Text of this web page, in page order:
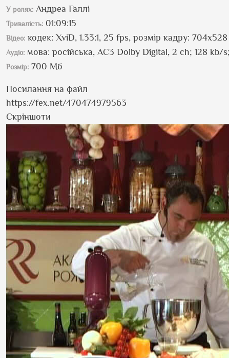
У ролях: Андреа Галлі
Тривалість: 01:09:15
Відео: кодек: XviD, 1.33:1, 25 fps, розмір кадру:
Аудіо: мова: російська, AC3 Dolby Digital, 2 ch; 128 kb/
Розмір: 700 Мб
Посилання на файл
https://fex.net/470474979563
Скріншоти